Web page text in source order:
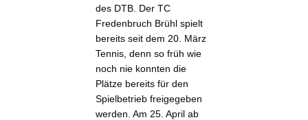
des DTB. Der TC
Fredenbruch Brühl spielt
bereits seit dem 20. März
Tennis, denn so früh wie
noch nie konnten die
Plätze bereits für den
Spielbetrieb freigegeben
werden. Am 25. April ab